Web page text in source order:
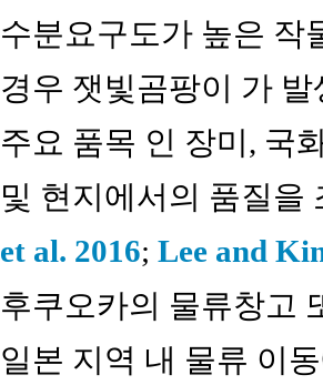
수분요구도가 높은 작
경우 잿빛곰팡이 가
주요 품목 인 장미, 국
및 현지에서의 품질을
et al. 2016; Lee and
후쿠오카의 물류창고
일본 지역 내 물류 이